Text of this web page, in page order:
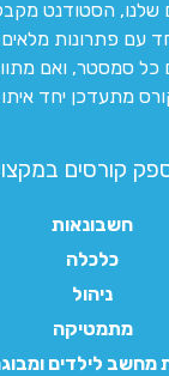
שלנו, הסטודנט
עם פתרונות
כל סמסטר, ואם
מתעדכן יחד
קורסים
חשבונאות
כלכלה
ניהול
מתמטיקה
מחשב לילדים